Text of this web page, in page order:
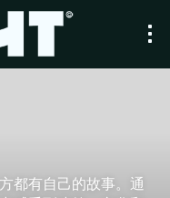
都有自己的故事。通